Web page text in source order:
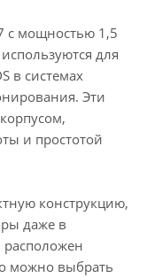
с мощностью 1,5
для
в системах
Эти
и простотой
конструкцию,
даже в
можно выбрать